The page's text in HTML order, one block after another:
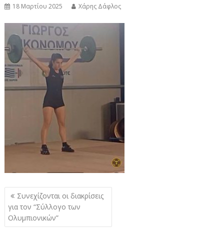
18 Μαρτίου 2025 Χάρης Δάφλος
Πλοήγηση
άρθρων
Συνεχίζονται οι διακρίσεις
για τον “Σύλλογο των
Ολυμπιονικών”